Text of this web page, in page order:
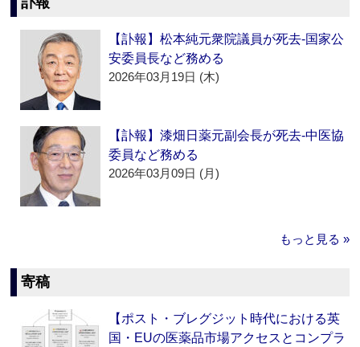
【訃報】松本純元衆院議員が死去‐国家公
安委員長など務める
2026年03月19日 (木)
【訃報】漆畑日薬元副会長が死去‐中医協
委員など務める
2026年03月09日 (月)
もっと見る »
寄稿
【ポスト・ブレグジット時代における英
国・EUの医薬品市場アクセスとコンプラ